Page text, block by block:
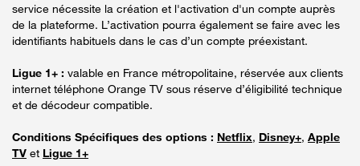
service nécessite la création et l'activation d'un compte auprès
de la plateforme. L’activation pourra également se faire avec les
identifiants habituels dans le cas d’un compte préexistant.
Ligue 1+ : valable en France métropolitaine, réservée aux clients
internet téléphone Orange TV sous réserve d’éligibilité technique
et de décodeur compatible.
Conditions Spécifiques des options : Netflix, Disney+, Apple
TV et Ligue 1+